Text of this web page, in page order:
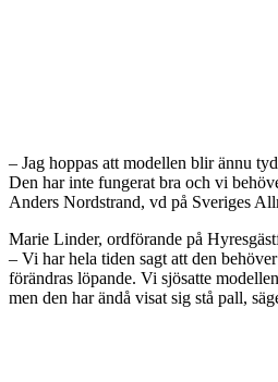
– Jag hoppas att modellen blir ännu
Den har inte fungerat bra och vi
Anders Nordstrand, vd på Sveriges
Marie Linder, ordförande på
– Vi har hela tiden sagt att den
förändras löpande. Vi sjösatte
men den har ändå visat sig stå pall,